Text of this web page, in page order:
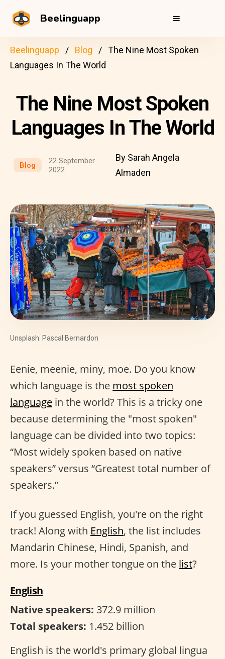
Beelinguapp
Beelinguapp Blog
The Nine Most Spoken
Languages In The World
The Nine Most Spoken
Languages In The World
Blog
22 September
2022
By Sarah Angela
Almaden
Unsplash: Pascal Bernardon
Eenie, meenie, miny, moe. Do you know
which language is the most spoken
language in the world? This is a tricky one
because determining the "most spoken"
language can be divided into two topics:
“Most widely spoken based on native
speakers” versus “Greatest total number of
speakers.”
If you guessed English, you're on the right
track! Along with English, the list includes
Mandarin Chinese, Hindi, Spanish, and
more. Is your mother tongue on the list?
English
Native speakers: 372.9 million
Total speakers: 1.452 billion
English is the world's primary global lingua